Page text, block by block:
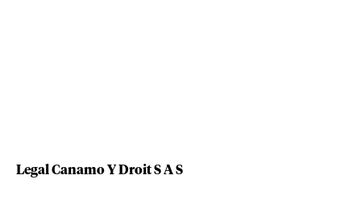
Legal Canamo Y Droit S A S